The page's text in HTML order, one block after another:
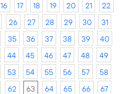
16 17 18 19 20 21
22
26 27 28 29 30
31
35 36 37 38 39
40
44 45 46 47 48
49
53 54 55 56 57
58
62 63 64 65 66
67